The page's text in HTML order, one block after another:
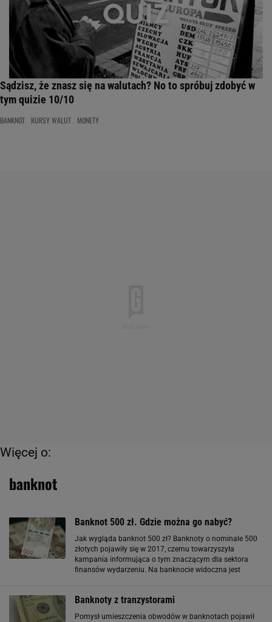
Sądzisz, że znasz się na walutach? No to spróbuj zdobyć w
tym quizie 10/10
BANKNOT KURSY WALUT MONETY
Więcej o:
banknot
Banknot 500 zł. Gdzie można go nabyć?
Jak wygląda banknot 500 zł? Banknoty o nominale 500
złotych pojawiły się w 2017, czemu towarzyszyła
kampania informująca o tym znaczącym dla sektora
finansów wydarzeniu. Na banknocie widoczna jest
Banknoty z tranzystorami
Pomysł umieszczenia obwodów w banknotach pojawił